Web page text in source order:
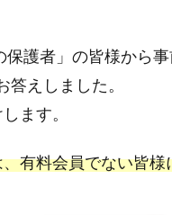
護者」の皆様から
えしました。
ます。
有料会員でない皆